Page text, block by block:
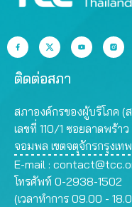
ติดต่อสภา
สภาองค์กรของผู้บริโภค (
เลขที่ 110/1 ซอยลาดพร้า
จอมพล เขตจตุจักรกรุงเ
E-mail :
โทรศัพท์ 0-2938-1502
(เวลาทำการ 09.00 -